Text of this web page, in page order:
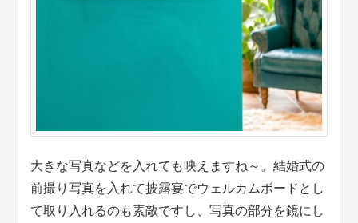
大きな写真などを入れても映えますね～。結婚式の
前撮り写真を入れて披露宴でウェルカムボードとし
て取り入れるのも素敵ですし、写真の部分を鏡にし